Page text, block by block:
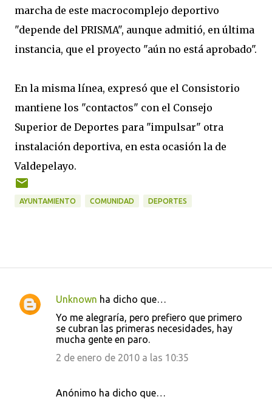
marcha de este macrocomplejo deportivo
"depende del PRISMA", aunque admitió, en última
instancia, que el proyecto "aún no está aprobado".
En la misma línea, expresó que el Consistorio
mantiene los "contactos" con el Consejo
Superior de Deportes para "impulsar" otra
instalación deportiva, en esta ocasión la de
Valdepelayo.
AYUNTAMIENTO COMUNIDAD DEPORTES
C
Unknown ha dicho que…
Yo me alegraría, pero prefiero que primero
se cubran las primeras necesidades, hay
mucha gente en paro.
2 de enero de 2010 a las 10:35
Anónimo ha dicho que…